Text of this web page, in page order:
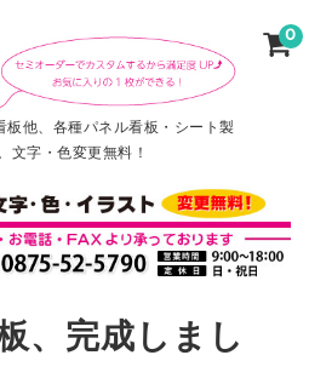
板他、各種パネル看板・シート製
文字・色変更無料！
0
、完成しまし